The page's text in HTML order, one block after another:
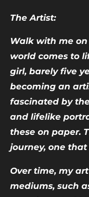
The Artist:
Walk with me
world comes to
girl, barely five
becoming an
fascinated by
and lifelike
these on paper.
journey, one
Over time, my
mediums, such